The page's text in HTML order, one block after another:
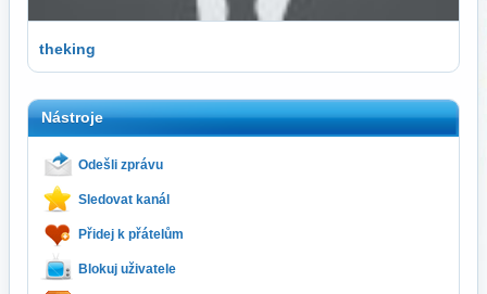
theking
Nástroje
Odešli zprávu
Sledovat kanál
Přidej k přátelům
Blokuj uživatele